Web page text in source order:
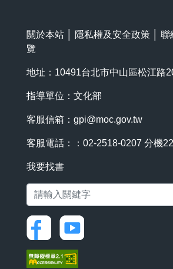
關於本站 隱私權及安全政策 聯
覽
地址：10491台北市中山區松江路
指導單位：文化部
客服信箱： gpi@moc.gov.tw
客服電話：：02-2518-0207 分機22
我要找書